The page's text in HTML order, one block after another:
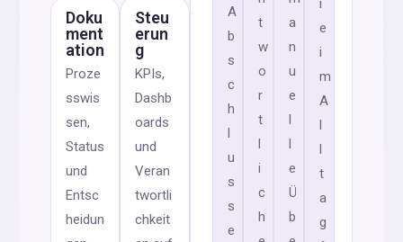
Doku
ment
ation
Proze
sswis
sen,
Status
und
Entsc
heidun
Steu
erun
g
KPIs,
Dashb
oards
und
Veran
twortli
chkeit
A
b
s
c
h
l
u
s
s
e
t
w
o
r
t
l
i
c
h
a
n
u
e
l
l
e
Ü
b
i
e
i
m
A
l
l
t
a
g